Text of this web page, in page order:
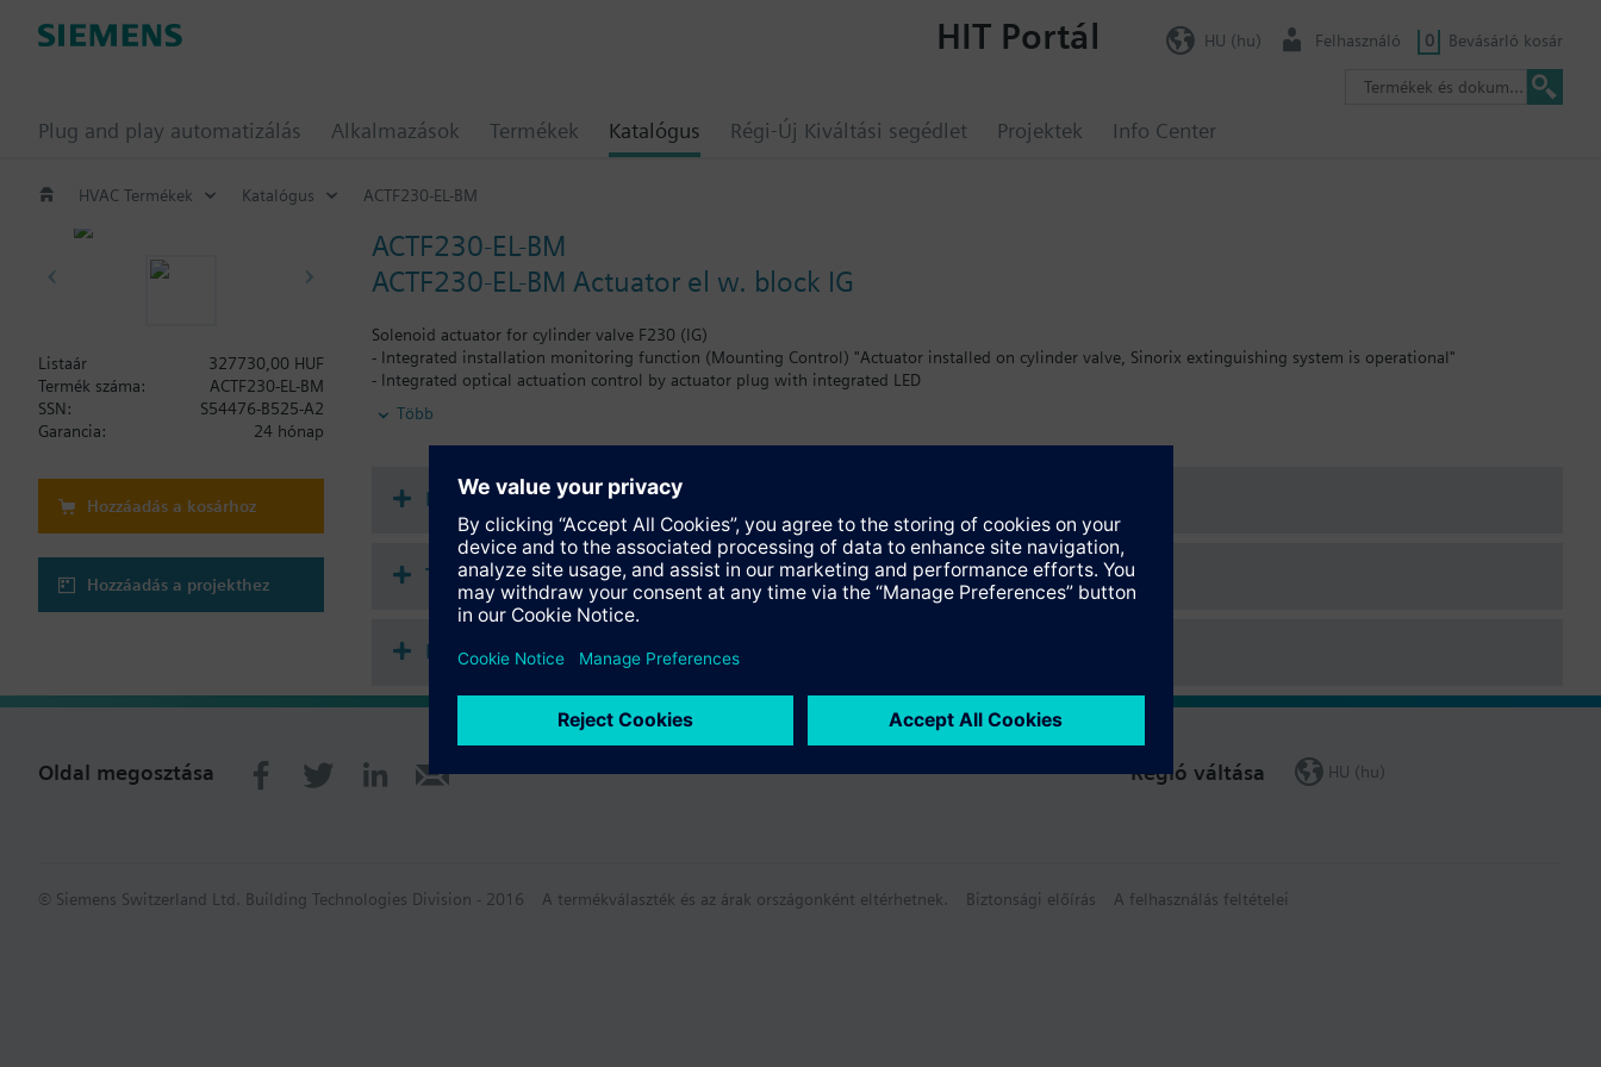
Plug and play automatizálás Alkalmazások Termékek Katalógus Régi-Új Kiváltási segédlet Projektek Info Center
HIT Portál HU (hu) Felhasználó 0 Bevásárló kosár
HVAC Termékek Katalógus ACTF230-EL-BM
ACTF230-EL-BM
ACTF230-EL-BM Actuator el w. block IG
Solenoid actuator for cylinder valve F230 (IG)
- Integrated installation monitoring function (Mounting Control) "Actuator installed on cylinder valve, Sinorix extinguishing system is operational"
- Integrated optical actuation control by actuator plug with integrated LED
both positions lockable (sabotage protection)
- Including padlock with 2 keys
- VdS-approval
Több
Listaár
327730,00 HUF
Termék száma:
ACTF230-EL-BM
SSN:
S54476-B525-A2
Garancia:
24 hónap
Hozzáadás a kosárhoz
Hozzáadás a projekthez
Dokumentumok
Technikai összefoglaló
Kiegészítők
Oldal megosztása Régió váltása HU (hu)
© Siemens Switzerland Ltd. Building Technologies Division - 2016 A termékválaszték és az árak országonként eltérhetnek. Biztonsági előírás A felhasználás feltételei